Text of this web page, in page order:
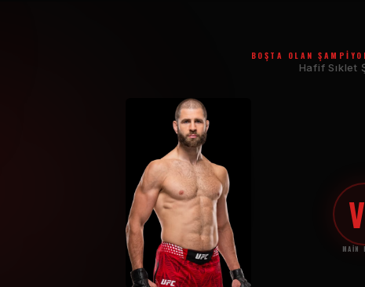
BOŞTA OLAN
Hafif Sıklet
MAIN